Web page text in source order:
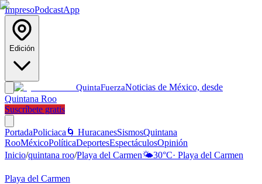
ImpresoPodcastApp
Edición
QuintaFuerzaNoticias de México, desde
Quintana Roo
Suscríbete gratis
PortadaPoliciaca 🌀 HuracanesSismosQuintana
RooMéxicoPolíticaDeportesEspectáculosOpinión
Inicio/quintana roo/Playa del Carmen🌤️30°C· Playa del Carmen
Playa del Carmen